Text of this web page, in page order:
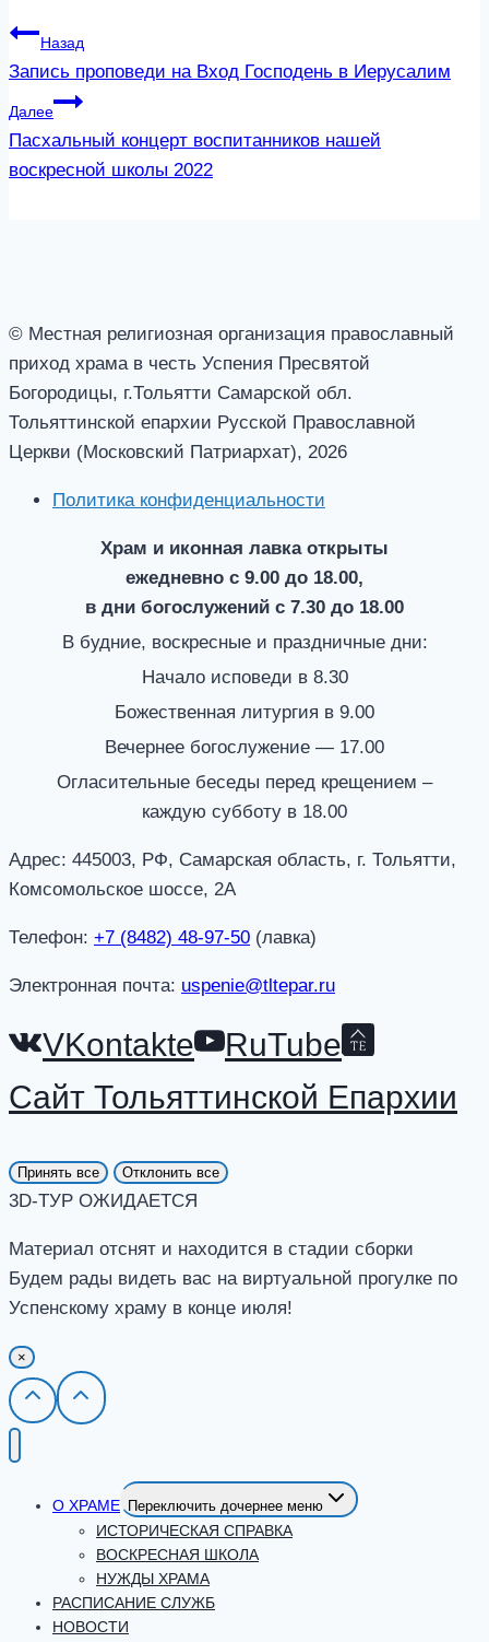
Назад
Запись проповеди на Вход Господень в Иерусалим
Далее
Пасхальный концерт воспитанников нашей
воскресной школы 2022
© Местная религиозная организация православный
приход храма в честь Успения Пресвятой
Богородицы, г.Тольятти Самарской обл.
Тольяттинской епархии Русской Православной
Церкви (Московский Патриархат), 2026
Политика конфиденциальности
Храм и иконная лавка открыты
ежедневно с 9.00 до 18.00,
в дни богослужений с 7.30 до 18.00
В будние, воскресные и праздничные дни:
Начало исповеди в 8.30
Божественная литургия в 9.00
Вечернее богослужение — 17.00
Огласительные беседы перед крещением –
каждую субботу в 18.00
Адрес: 445003, РФ, Самарская область, г. Тольятти,
Комсомольское шоссе, 2А
Телефон: +7 (8482) 48-97-50 (лавка)
Электронная почта: uspenie@tltepar.ru
VKontakte
RuTube
Сайт Тольяттинской Епархии
Принять все Отклонить все
3D-ТУР ОЖИДАЕТСЯ
Материал отснят и находится в стадии сборки
Будем рады видеть вас на виртуальной прогулке по
Успенскому храму в конце июля!
×
О ХРАМЕ Переключить дочернее меню
ИСТОРИЧЕСКАЯ СПРАВКА
ВОСКРЕСНАЯ ШКОЛА
НУЖДЫ ХРАМА
РАСПИСАНИЕ СЛУЖБ
НОВОСТИ